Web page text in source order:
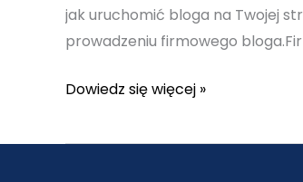
jak uruchomić bloga na Twojej
prowadzeniu firmowego
Jak
wpisy
Dowiedz się więcej »